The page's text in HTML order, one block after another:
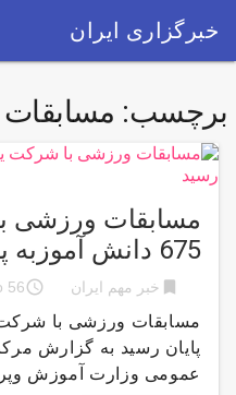
خبرگزاری ایران
برچسب: مسابقات
مسابقات ورزشی
675 دانش آموزبه پایان رسید
bookmark خبر مهم ایران access_time
56 years ago
پایان رسید به گزارش
عمومی وزارت آموزش